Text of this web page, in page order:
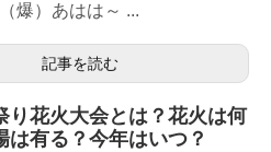
爆）あはは～ ...
記事を読む
り花火大会とは？花火は何
は有る？今年はいつ？